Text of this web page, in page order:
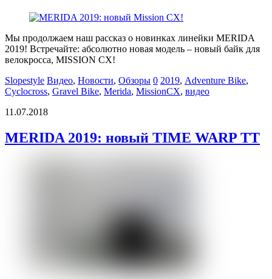
Мы продолжаем наш рассказ о новинках линейки MERIDA
2019! Встречайте: абсолютно новая модель – новый байк для
велокросса, MISSION CX!
Slopestyle Видео, Новости, Обзоры 0 2019, Adventure Bike,
Cyclocross, Gravel Bike, Merida, MissionCX, видео
11.07.2018
MERIDA 2019: новый TIME WARP TT